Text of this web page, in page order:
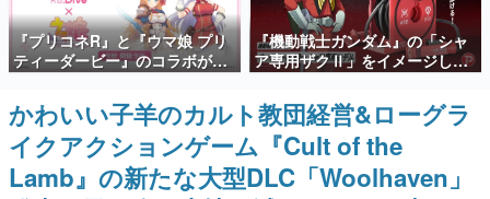
殿堂入り記事
SNS拡散数が数千以上！ ページビュー数万以上！ などな
ど。多くの人々に読まれた、電ファミ渾身の“殿堂入り”記
事をまとめました。
ゲームの企画書
名作ゲームクリエイターの方々に製作時のエピソードをお
聞きし、ヒットする企画（ゲーム）とは何か？を探ってい
きます。
『プリコネR』と『ウマ娘 プリ
ティーダービー』のコラボが決
定！“最大170連無料”の8.5周年
キャンペーンなども発表
『機動戦士ガンダム』の「シャ
ア専用ザクⅡ」をイメージした
散水ホースリールが予約開始。
本体にはシャアのパーソナルマ
ークやジオン公国軍のエンブレ
ム、型式番号などを配置
かわいい子羊のカルト教団経営&ローグラ
イクアクションゲーム『Cult of the
Lamb』の新たな大型DLC「Woolhaven」